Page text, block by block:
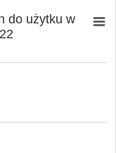
do użytku w